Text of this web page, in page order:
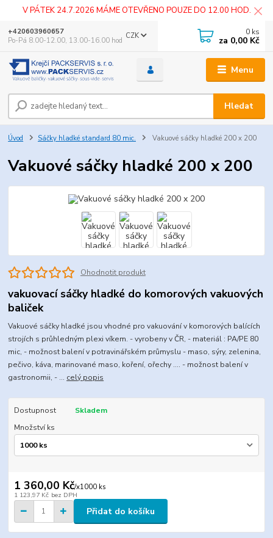
V PÁTEK 24.7.2026 MÁME OTEVŘENO POUZE DO 12.00 HOD.
Menu
CZK
Hledat
+420603960657
Po-Pá 8.00-12.00, 13.00-16.00 hod
0 ks
za 0,00 Kč
Úvod Sáčky hladké standard 80 mic. Vakuové sáčky hladké 200 x 200
Vakuové sáčky hladké 200 x 200
Ohodnotit produkt
vakuovací sáčky hladké do komorových vakuových
baliček
Vakuové sáčky hladké jsou vhodné pro vakuování v komorových balících
strojích s průhledným plexi víkem. - vyrobeny v ČR, - materiál : PA/PE 80
mic, - možnost balení v potravinářském průmyslu - maso, sýry, zelenina,
pečivo, káva, marinované maso, koření, ořechy .... - možnost balení v
gastronomii, - ... celý popis
Dostupnost
Skladem
Množství ks
1 360,00 Kč/x1000 ks
1 123,97 Kč bez DPH
Přidat do košíku